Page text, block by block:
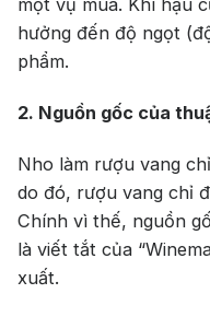
hưởng đến độ ngọt
phẩm.
2. Nguồn gốc của
Nho làm rượu vang
do đó, rượu vang chỉ
Chính vì thế, nguồn
là viết tắt của
xuất.